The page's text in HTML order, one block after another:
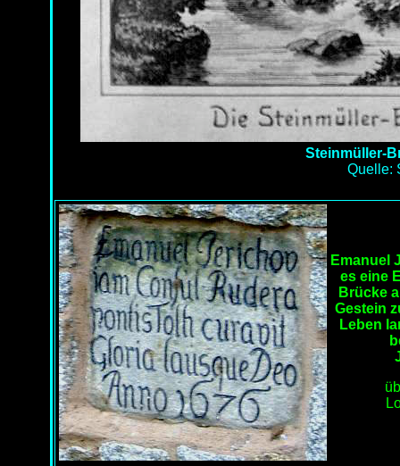
Steinmüller-
Quelle:
Emanuel
es eine
Brücke
Gestein
Leben